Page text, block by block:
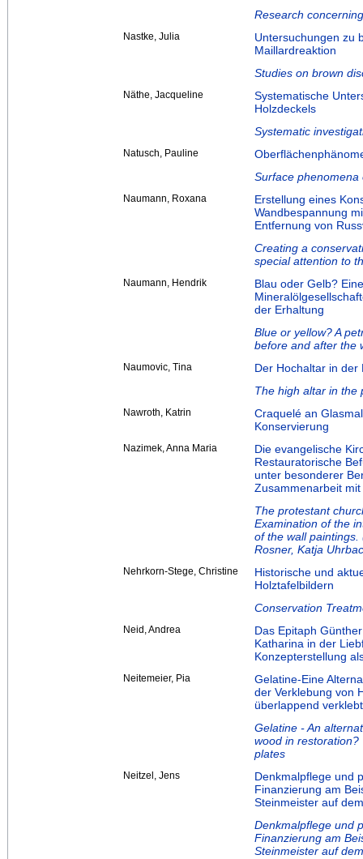
Research
Nastke, Julia
Untersuchungen zu
Maillardreaktion
Studies on brown
Näthe, Jacqueline
Systematische
Holzdeckels
Systematic
Natusch, Pauline
Surface
Naumann, Roxana
Erstellung eines
Wandbespannung
Entfernung von
Creating a
special attention to
Naumann, Hendrik
Blau oder Gelb?
der Erhaltung
Blue or yellow? A
before and after the
Naumovic, Tina
Der Hochaltar in der
The high altar in the
Nawroth, Katrin
Craquelé an
Konservierung
Nazimek, Anna Maria
Die evangelische
Restauratorische
unter besonderer
Zusammenarbeit
The protestant
Examination of the
of the wall
Rosner, Katja
Nehrkorn-Stege, Christine
Historische und
Holztafelbildern
Conservation
Neid, Andrea
Das Epitaph
Katharina in der
Konzepterstellung
Neitemeier, Pia
Gelatine-Eine
der Verklebung von
überlappend
Gelatine - An
wood in restoration?
plates
Neitzel, Jens
Denkmalpflege und
Finanzierung am
Steinmeister auf
Denkmalpflege und
Finanzierung am
Steinmeister auf